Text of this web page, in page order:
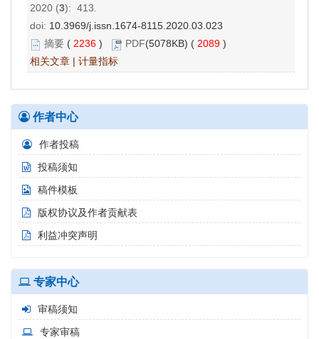
2020 (3): 413.
doi: 10.3969/j.issn.1674-8115.2020.03.023
摘要 ( 2236 ) PDF(5078KB) ( 2089 )
相关文章 | 计量指标
作者中心
作者投稿
投稿须知
稿件模板
版权协议及作者贡献表
利益冲突声明
专家中心
审稿须知
专家审稿